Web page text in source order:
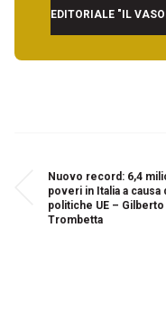
EDITORIALE "IL
Nuovo record: 6,4
poveri in Italia a causa
politiche UE – Gilberto
Trombetta